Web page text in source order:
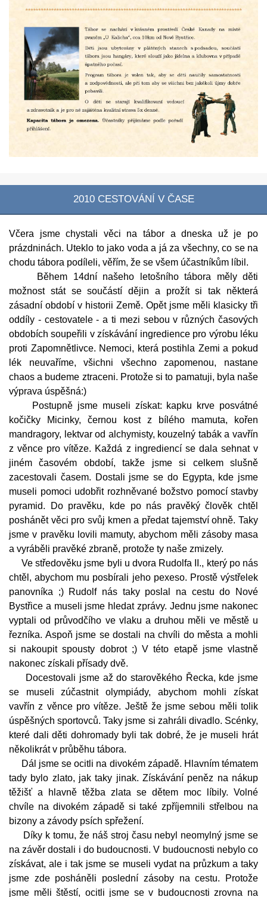
2010 CESTOVÁNÍ V ČASE
Včera jsme chystali věci na tábor a dneska už je po
prázdninách. Uteklo to jako voda a já za všechny, co se na
chodu tábora podíleli, věřím, že se všem účastníkům líbil.
Během 14dní našeho letošního tábora měly děti
možnost stát se součástí dějin a prožít si tak některá
zásadní období v historii Země. Opět jsme měli klasicky tři
oddíly - cestovatele - a ti mezi sebou v různých časových
obdobích soupeřili v získávání ingredience pro výrobu léku
proti Zapomnětlivce. Nemoci, která postihla Zemi a pokud
lék neuvaříme, všichni všechno zapomenou, nastane
chaos a budeme ztraceni. Protože si to pamatuji, byla naše
výprava úspěšná:)
Postupně jsme museli získat: kapku krve posvátné
kočičky Micinky, černou kost z bílého mamuta, kořen
mandragory, lektvar od alchymisty, kouzelný tabák a vavřín
z věnce pro vítěze. Každá z ingrediencí se dala sehnat v
jiném časovém období, takže jsme si celkem slušně
zacestovali časem. Dostali jsme se do Egypta, kde jsme
museli pomoci udobřit rozhněvané božstvo pomocí stavby
pyramid. Do pravěku, kde po nás pravěký člověk chtěl
poshánět věci pro svůj kmen a předat tajemství ohně. Taky
jsme v pravěku lovili mamuty, abychom měli zásoby masa
a vyráběli pravěké zbraně, protože ty naše zmizely.
Ve středověku jsme byli u dvora Rudolfa II., který po nás
chtěl, abychom mu posbírali jeho pexeso. Prostě výstřelek
panovníka ;) Rudolf nás taky poslal na cestu do Nové
Bystřice a museli jsme hledat zprávy. Jednu jsme nakonec
vyptali od průvodčího ve vlaku a druhou měli ve městě u
řezníka. Aspoň jsme se dostali na chvíli do města a mohli
si nakoupit spousty dobrot ;) V této etapě jsme vlastně
nakonec získali přísady dvě.
Docestovali jsme až do starověkého Řecka, kde jsme
se museli zúčastnit olympiády, abychom mohli získat
vavřín z věnce pro vítěze. Ještě že jsme sebou měli tolik
úspěšných sportovců. Taky jsme si zahráli divadlo. Scénky,
které dali děti dohromady byli tak dobré, že je museli hrát
několikrát v průběhu tábora.
Dál jsme se ocitli na divokém západě. Hlavním tématem
tady bylo zlato, jak taky jinak. Získávání peněz na nákup
těžišť a hlavně těžba zlata se dětem moc líbily. Volné
chvíle na divokém západě si také zpříjemnili střelbou na
bizony a závody psích spřežení.
Díky k tomu, že náš stroj času nebyl neomylný jsme se
na závěr dostali i do budoucnosti. V budoucnosti nebylo co
získávat, ale i tak jsme se museli vydat na průzkum a taky
jsme zde posháněli poslední zásoby na cestu. Protože
jsme měli štěstí, ocitli jsme se v budoucnosti zrovna na